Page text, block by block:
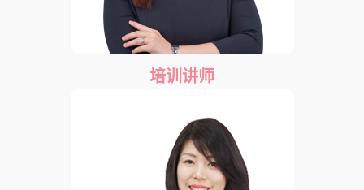
培训讲师